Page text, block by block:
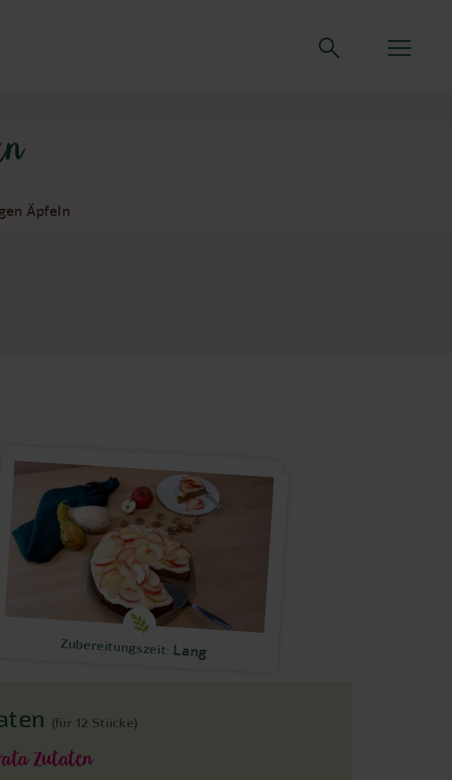
Äpfeln
Zubereitungszeit: Lang
(für 12 Stücke)
Zutaten